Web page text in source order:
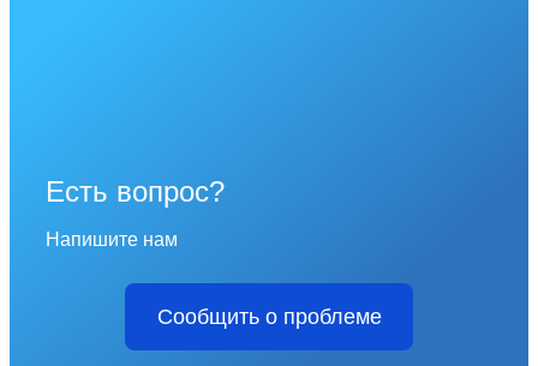
Есть вопрос?
Напишите нам
Сообщить о проблеме